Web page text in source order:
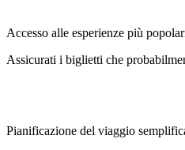
Accesso alle esperienze più
Assicurati i biglietti che
Pianificazione del viaggio